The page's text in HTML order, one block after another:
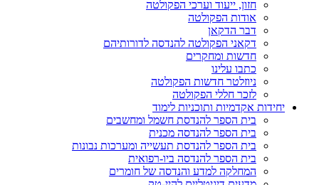
חזון, ייעוד וערכי הפקולטה
אודות הפקולטה
דבר הדקאן
דקאני הפקולטה להנדסה לדורותיהם
חדשות ומחקרים
כתבו עלינו
ניוזלטר חדשות הפקולטה
לזכר חללי הפקולטה
יחידות אקדמיות ותוכניות לימוד
בית הספר להנדסת חשמל ומחשבים
בית הספר להנדסה מכנית
בית הספר להנדסת תעשייה ומערכות נבונות
בית הספר להנדסה ביו-רפואית
המחלקה למדע והנדסה של חומרים